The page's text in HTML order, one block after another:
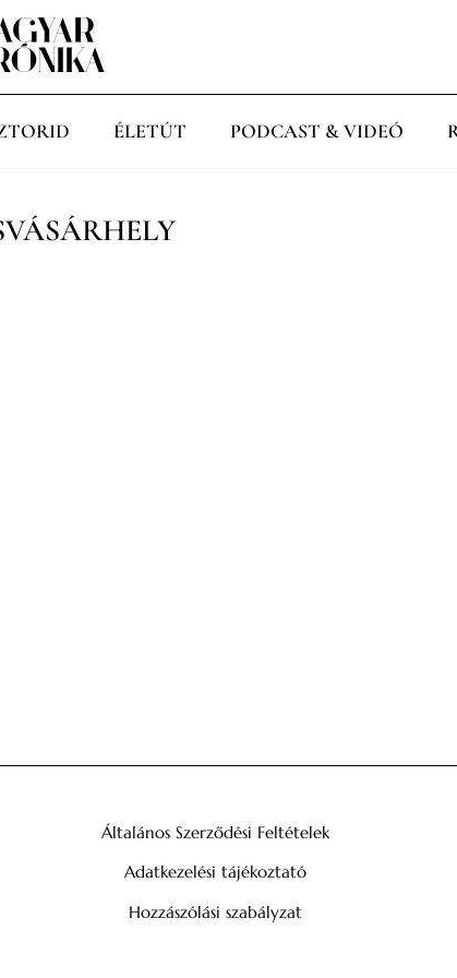
ÉLETÚT PODCAST & VIDEÓ
Általános Szerződési Feltételek
Adatkezelési tájékoztató
Hozzászólási szabályzat